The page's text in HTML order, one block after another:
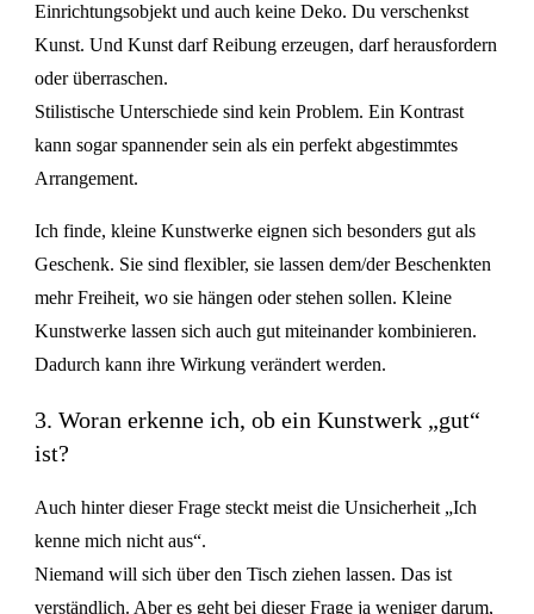
Einrichtungsobjekt und auch keine Deko. Du verschenkst
Kunst. Und Kunst darf Reibung erzeugen, darf herausfordern
oder überraschen.
Stilistische Unterschiede sind kein Problem. Ein Kontrast
kann sogar spannender sein als ein perfekt abgestimmtes
Arrangement.
Ich finde, kleine Kunstwerke eignen sich besonders gut als
Geschenk. Sie sind flexibler, sie lassen dem/der Beschenkten
mehr Freiheit, wo sie hängen oder stehen sollen. Kleine
Kunstwerke lassen sich auch gut miteinander kombinieren.
Dadurch kann ihre Wirkung verändert werden.
3. Woran erkenne ich, ob ein Kunstwerk „gut“
ist?
Auch hinter dieser Frage steckt meist die Unsicherheit „Ich
kenne mich nicht aus“.
Niemand will sich über den Tisch ziehen lassen. Das ist
verständlich. Aber es geht bei dieser Frage ja weniger darum,